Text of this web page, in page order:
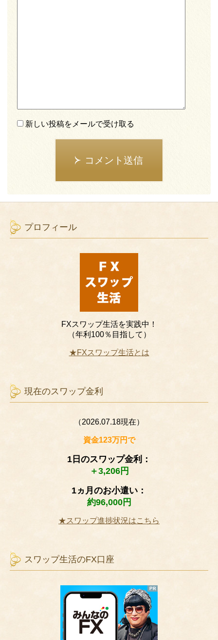
新しい投稿をメールで受け取る
コメント送信
プロフィール
FXスワップ生活を実践中！
（年利100％目指して）
★FXスワップ生活とは
現在のスワップ金利
（2026.07.18現在）
資金123万円で
1日のスワップ金利：
＋3,206円
1ヵ月のお小遣い：
約96,000円
★スワップ進捗状況はこちら
スワップ生活のFX口座